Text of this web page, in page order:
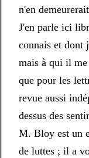
n'en
J'en parle ici
connais et dont
mais à qui il
que pour les
revue aussi
dessus des
M. Bloy est un
de luttes ; il a